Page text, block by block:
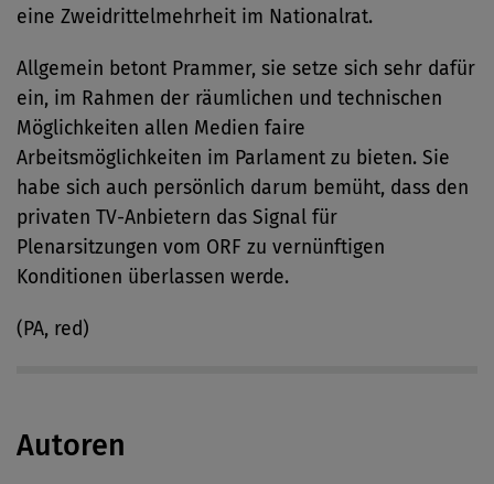
eine Zweidrittelmehrheit im Nationalrat.
Allgemein betont Prammer, sie setze sich sehr dafür
ein, im Rahmen der räumlichen und technischen
Möglichkeiten allen Medien faire
Arbeitsmöglichkeiten im Parlament zu bieten. Sie
habe sich auch persönlich darum bemüht, dass den
privaten TV-Anbietern das Signal für
Plenarsitzungen vom ORF zu vernünftigen
Konditionen überlassen werde.
(PA, red)
Autoren